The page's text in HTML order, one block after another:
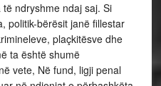
ndryshme ndaj saj. Si
politik-bërësit janë fillestar
plaçkitësve dhe
ta është shumë
vete, Në fund, ligji penal